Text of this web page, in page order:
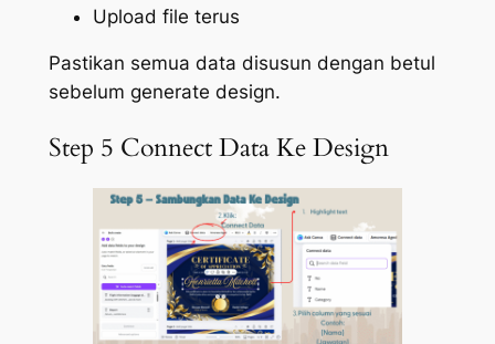
Upload file terus
Pastikan semua data disusun dengan betul
sebelum generate design.
Step 5 Connect Data Ke Design